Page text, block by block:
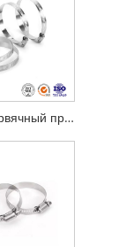
Зажим червячный привод